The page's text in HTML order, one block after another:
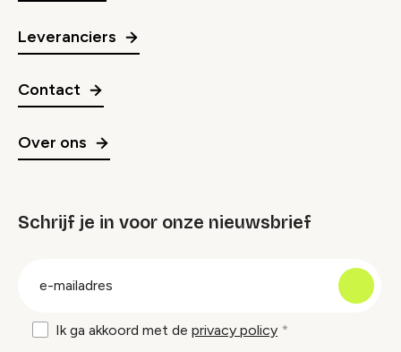
Leveranciers
Contact
Over ons
Schrijf je in voor onze nieuwsbrief
Ik ga akkoord met de privacy policy